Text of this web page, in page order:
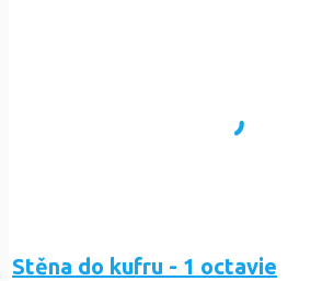
Stěna do kufru - 1 octavie